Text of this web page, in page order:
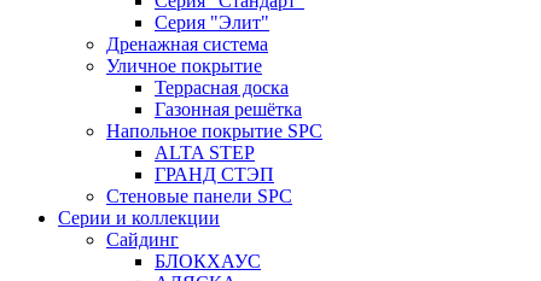
Серия "Элит"
Дренажная система
Уличное покрытие
Террасная доска
Газонная решётка
Напольное покрытие SPC
ALTA STEP
ГРАНД СТЭП
Стеновые панели SPC
Серии и коллекции
Сайдинг
БЛОКХАУС